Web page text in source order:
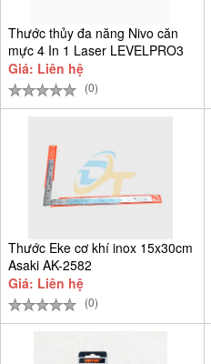
Thước thủy đa năng Nivo căn
mực 4 In 1 Laser LEVELPRO3
Giá: Liên hệ
(0)
Thước Eke cơ khí inox 15x30cm
Asaki AK-2582
Giá: Liên hệ
(0)